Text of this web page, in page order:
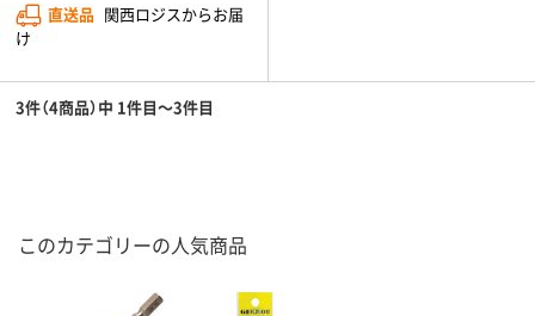
直送品 関西ロジスからお届
け
3件（4商品）中 1件目～3件目
このカテゴリーの人気商品